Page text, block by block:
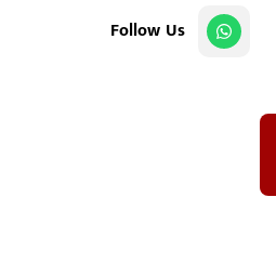
Follow Us